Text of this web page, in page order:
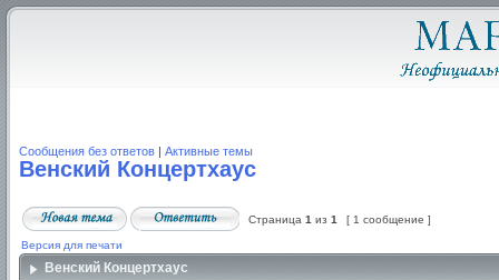
Сообщения без ответов | Активные темы
Венский Концертхаус
Страница 1 из 1 [ 1 сообщение ]
Версия для печати
Венский Концертхаус